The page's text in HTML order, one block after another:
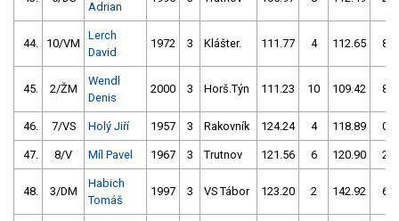
Adrian
44. 10/VM
Lerch
David
1972 3 Klášter. 111.77 4 112.65 8
45. 2/ŽM
Wendl
Denis
2000 3 Horš.Týn 111.23 10 109.42 8
46. 7/VS Holý Jiří 1957 3 Rakovník 124.24 4 118.89 0
47. 8/V Míl Pavel 1967 3 Trutnov 121.56 6 120.90 2
48. 3/DM
Habich
Tomáš
1997 3 VS Tábor 123.20 2 142.92 6